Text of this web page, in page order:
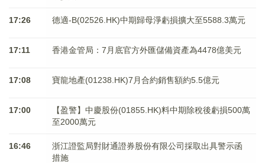
17:26 德適-B(02526.HK)中期歸母淨虧損擴大至5588.3萬元
17:11 香港金管局：7月底官方外匯儲備資產為4478億美元
17:08 寶龍地產(01238.HK)7月合約銷售額約5.5億元
17:00
【盈警】中慶股份(01855.HK)料中期除稅後虧損500萬
至2000萬元
16:46
浙江證監局對財通證券股份有限公司採取出具警示函
措施